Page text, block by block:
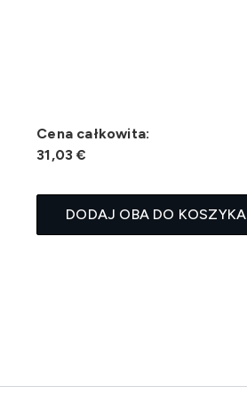
Cena całkowita:
31,03 €
DODAJ OBA DO KOSZYKA